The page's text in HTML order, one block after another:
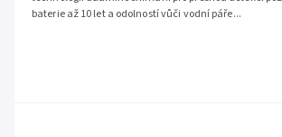
baterie až 10 let a odolností vůči vodní páře...